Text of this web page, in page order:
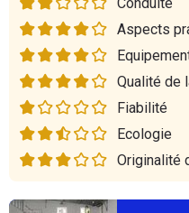
Aspects
Qualité de
Fiabilité
Ecologie
Originalité